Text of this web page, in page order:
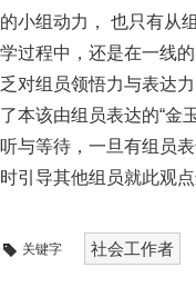
的小组动力， 也只有从
学过程中，还是在一线
乏对组员领悟力与表达
了本该由组员表达的“金
听与等待，一旦有组员
时引导其他组员就此观
关键字 社会工作者